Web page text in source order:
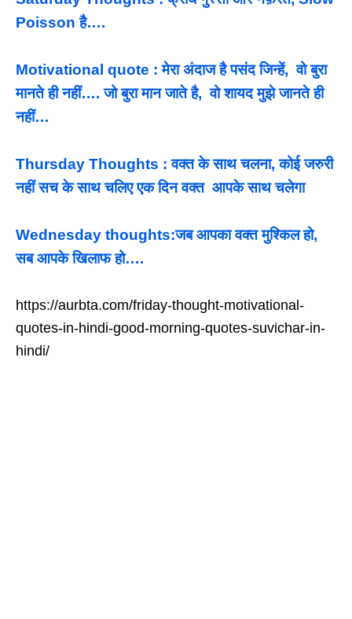
Poisson है….
Motivational quote : मेरा अंदाज है पसंद जिन्हें, वो बुरा
मानते ही नहीं…. जो बुरा मान जाते है, वो शायद मुझे जानते ही
नहीं…
Thursday Thoughts : वक्त के साथ चलना, कोई जरुरी
नहीं सच के साथ चलिए एक दिन वक्त आपके साथ चलेगा
Wednesday thoughts:जब आपका वक्त मुश्किल हो,
सब आपके खिलाफ हो….
https://aurbta.com/friday-thought-motivational-
quotes-in-hindi-good-morning-quotes-suvichar-in-
hindi/